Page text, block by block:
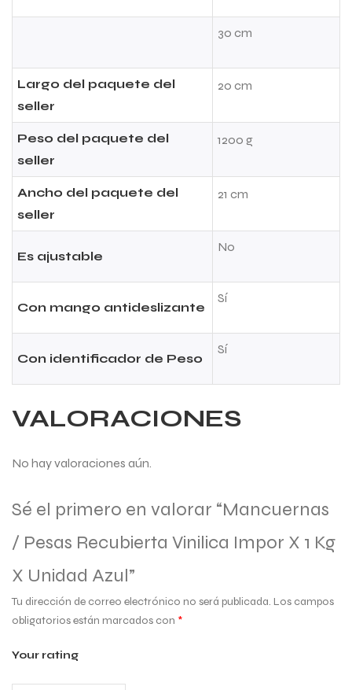
30 cm
Largo del paquete del
seller
20 cm
Peso del paquete del
seller
1200 g
Ancho del paquete del
seller
21 cm
Es ajustable
No
Con mango antideslizante
Sí
Con identificador de Peso
Sí
VALORACIONES
No hay valoraciones aún.
Sé el primero en valorar “Mancuernas
/ Pesas Recubierta Vinilica Impor X 1 Kg
X Unidad Azul”
Tu dirección de correo electrónico no será publicada. Los campos
obligatorios están marcados con *
Your rating